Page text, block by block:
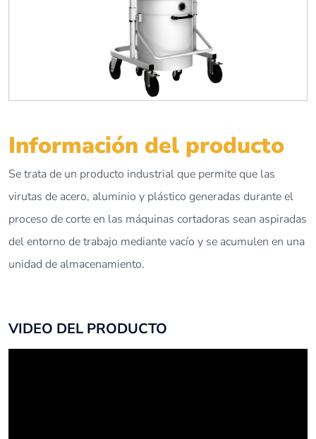
Información del producto
Se trata de un producto industrial que permite que las
virutas de acero, aluminio y plástico generadas durante el
proceso de corte en las máquinas cortadoras sean aspiradas
del entorno de trabajo mediante vacío y se acumulen en una
unidad de almacenamiento.
VIDEO DEL PRODUCTO